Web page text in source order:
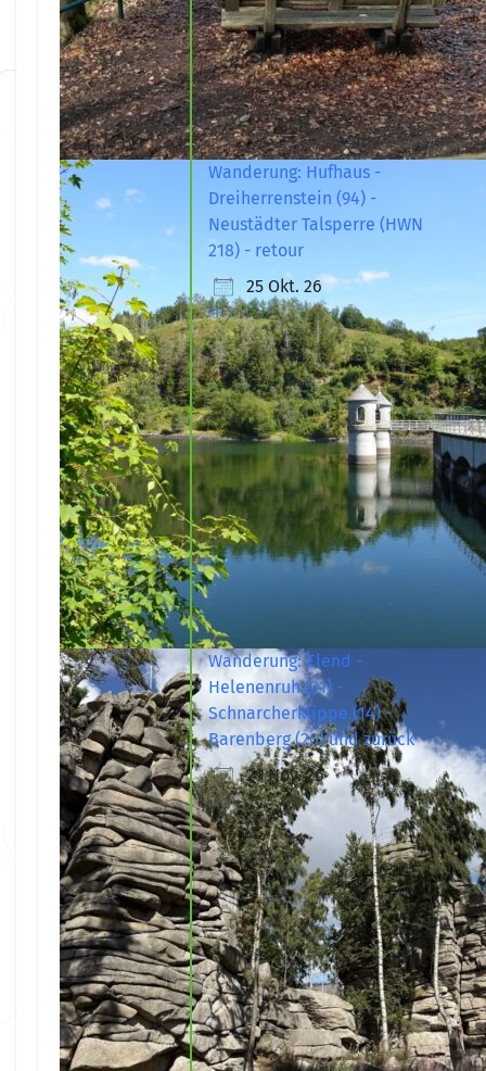
Wanderung: Hufhaus -
Dreiherrenstein (94) -
Neustädter Talsperre (HWN
218) - retour
25 Okt. 26
Wanderung: Elend -
Helenenruh (21) -
Schnarcherklippe (14) -
Barenberg (20) und zurück
29 Nov. 26